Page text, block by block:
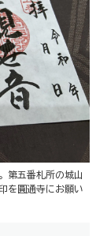
第五番札所の城山
を圓通寺にお願い